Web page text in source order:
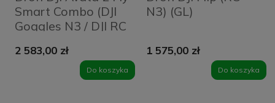
Smart Combo (DJI
Goggles N3 / DJI RC
akumulator)
2 583,00 zł
Do koszyka
N3) (GL)
1 575,00 zł
Do koszyka